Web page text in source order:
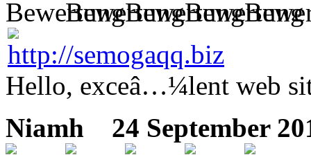
Hello, exceâ…¼lent web
Niamh
24 September